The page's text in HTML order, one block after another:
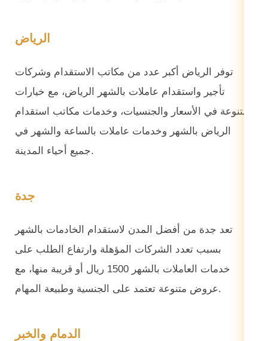
الرياض
توفر الرياض أكبر عدد من مكاتب الاستقدام وشركات
تأجير واستقدام عاملات بالشهر الرياض، مع خيارات
متنوعة في الأسعار والجنسيات، وخدمات مكاتب استقدام
الرياض بالشهر وخدمات عاملات بالساعة والشهر في
جميع أحياء المدينة.
جدة
تعد جدة من أفضل المدن لاستقدام الخادمات بالشهر
بسبب تعدد الشركات المؤهلة وارتفاع الطلب على
خدمات العاملات بالشهر 1500 ريال أو قريبة منها، مع
عروض متنوعة تعتمد على الجنسية وطبيعة المهام.
الدمام والخبر